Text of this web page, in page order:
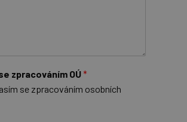
zpracováním OÚ*
se zpracováním osobních